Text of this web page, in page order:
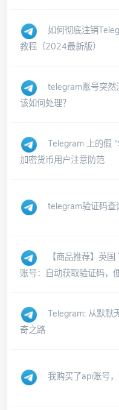
如何彻底注销
教程（2024最新版）
telegram账号突然
该如何处理？
Telegram 上的假
加密货币用户注意防范
telegram验证码查
【商品推荐】英
账号：自动获取验证码，
Telegram: 从默默
奇之路
我购买了api账号